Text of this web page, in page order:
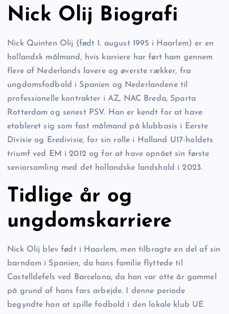
Nick Olij Biografi
Nick Quinten Olij (født 1. august 1995 i Haarlem) er en
hollandsk målmand, hvis karriere har ført ham gennem
flere af Nederlands lavere og øverste rækker, fra
ungdomsfodbold i Spanien og Nederlandene til
professionelle kontrakter i AZ, NAC Breda, Sparta
Rotterdam og senest PSV. Han er kendt for at have
etableret sig som fast målmand på klubbasis i Eerste
Divisie og Eredivisie, for sin rolle i Holland U17-holdets
triumf ved EM i 2012 og for at have opnået sin første
seniorsamling med det hollandske landshold i 2023.
Tidlige år og
ungdomskarriere
Nick Olij blev født i Haarlem, men tilbragte en del af sin
barndom i Spanien, da hans familie flyttede til
Castelldefels ved Barcelona, da han var otte år gammel
på grund af hans fars arbejde. I denne periode
begyndte han at spille fodbold i den lokale klub UE